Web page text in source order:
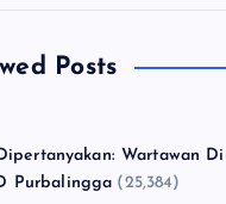
Posts
Wartawan
Purbalingga (25,384)